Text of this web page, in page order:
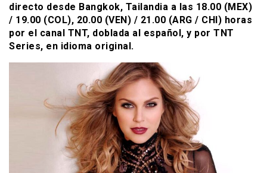
directo desde Bangkok, Tailandia a las 18.00 (MEX)
/ 19.00 (COL), 20.00 (VEN) / 21.00 (ARG / CHI) horas
por el canal TNT, doblada al español, y por TNT
Series, en idioma original.